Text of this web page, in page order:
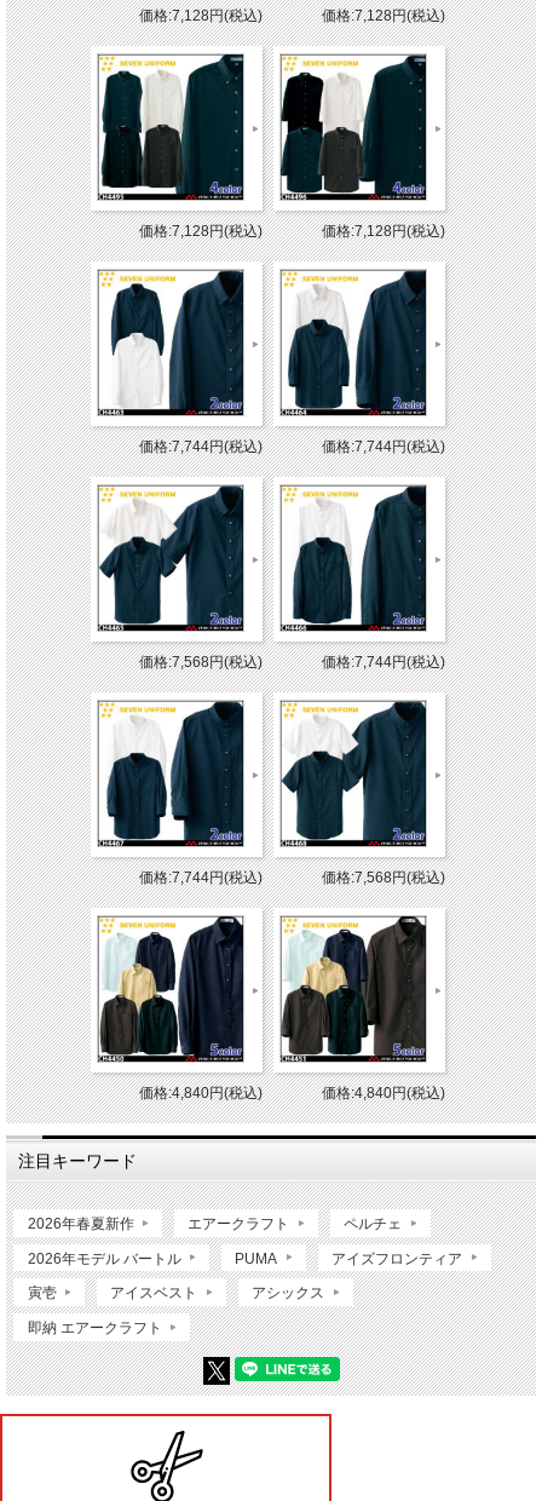
価格:7,128円(税込) 価格:7,128円(税込)
価格:7,128円(税込) 価格:7,128円(税込)
価格:7,744円(税込) 価格:7,744円(税込)
価格:7,568円(税込) 価格:7,744円(税込)
価格:7,744円(税込) 価格:7,568円(税込)
価格:4,840円(税込) 価格:4,840円(税込)
注目キーワード
2026年春夏新作 エアークラフト ペルチェ
2026年モデル バートル PUMA アイズフロンティア
寅壱 アイスベスト アシックス
即納 エアークラフト